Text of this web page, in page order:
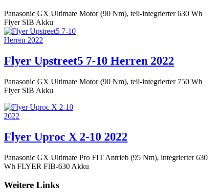
Panasonic GX Ultimate Motor (90 Nm), teil-integrierter 630 Wh
Flyer SIB Akku
Flyer Upstreet5 7-10 Herren 2022
Panasonic GX Ultimate Motor (90 Nm), teil-integrierter 750 Wh
Flyer SIB Akku
Flyer Uproc X 2-10 2022
Panasonic GX Ultimate Pro FIT Antrieb (95 Nm), integrierter 630
Wh FLYER FIB-630 Akku
Weitere Links